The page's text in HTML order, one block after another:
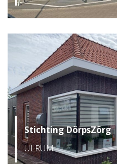
Stichting DörpsZörg
ULRUM